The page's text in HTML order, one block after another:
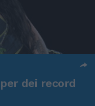
dei record